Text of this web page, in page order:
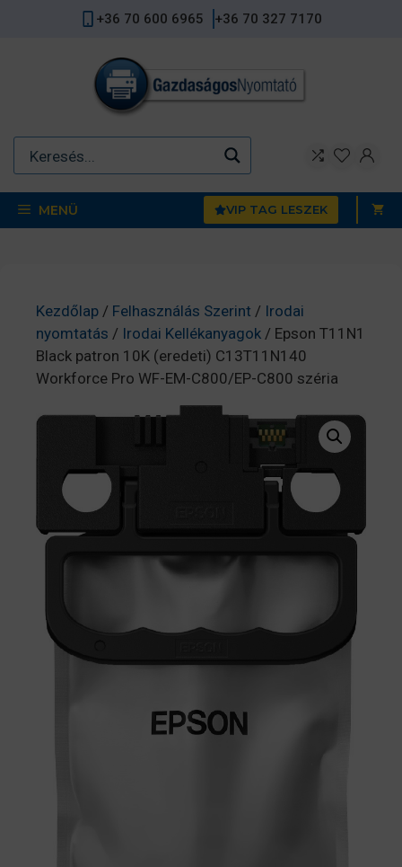
+36 70 600 6965 +36 70 327 7170
MENÜ VIP TAG LESZEK
Kezdőlap / Felhasználás Szerint / Irodai
nyomtatás / Irodai Kellékanyagok / Epson T11N1
Black patron 10K (eredeti) C13T11N140
Workforce Pro WF-EM-C800/EP-C800 széria